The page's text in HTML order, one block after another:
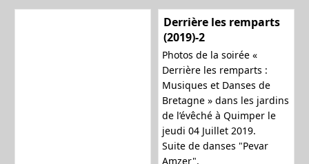
Derrière les remparts
(2019)-2
Photos de la soirée «
Derrière les remparts :
Musiques et Danses de
Bretagne » dans les jardins
de l’évêché à Quimper le
jeudi 04 Juillet 2019.
Suite de danses "Pevar
Amzer".